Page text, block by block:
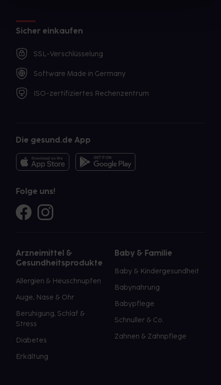
Sicher einkaufen
SSL-Verschlüsselung
Software Made in Germany
ISO-zertifiziertes Rechenzentrum
Die gesund.de App
Folge uns!
Arzneimittel &
Gesundheitsprodukte
Allergien & Heuschnupfen
Auge, Nase & Ohr
Beruhigung, Schlaf &
Stress
Diabetes
Erkältung
Baby & Familie
Baby & Kindergesundheit
Babynahrung
Babypflege
Schnuller & Co.
Zahnen & Zahnpflege